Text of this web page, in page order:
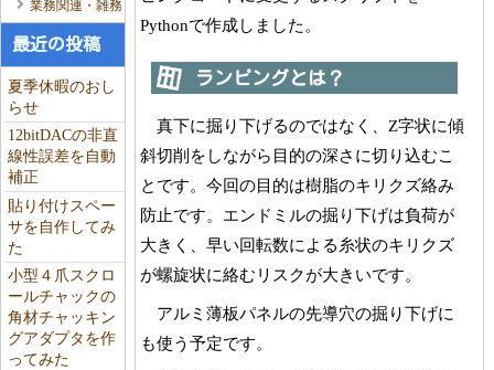
業務関連・雑務
最近の投稿
夏季休暇のおし
らせ
12bitDACの非直
線性誤差を自動
補正
貼り付けスペー
サを自作してみ
た
小型４爪スクロ
ールチャックの
角材チャッキン
グアダプタを作
ってみた
Pythonで作成しました。
ランピングとは？
真下に掘り下げるのではなく、Z字状に傾
斜切削をしながら目的の深さに切り込むこ
とです。今回の目的は樹脂のキリクズ絡み
防止です。エンドミルの掘り下げは負荷が
大きく、早い回転数による糸状のキリクズ
が螺旋状に絡むリスクが大きいです。
アルミ薄板パネルの先導穴の掘り下げに
も使う予定です。